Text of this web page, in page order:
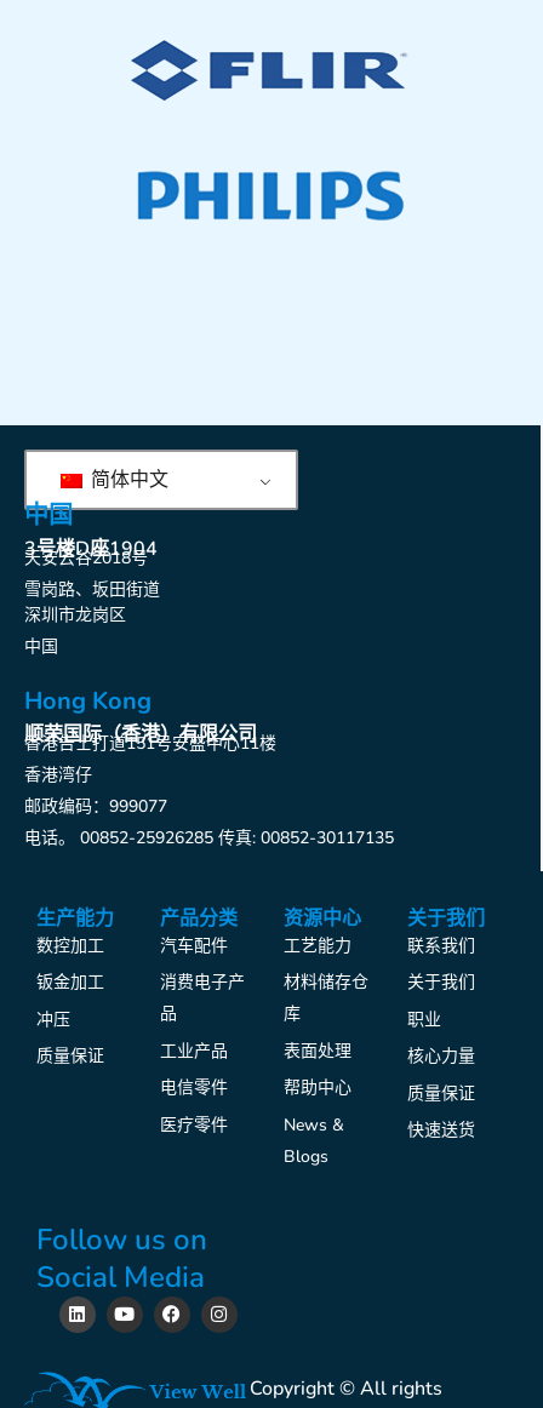
简体中文
中国
3号楼D座1904
天安云谷2018号
雪岗路、坂田街道
深圳市龙岗区
中国
Hong Kong
顺荣国际（香港）有限公司
香港告士打道151号安盛中心11楼
香港湾仔
邮政编码：999077
电话。 00852-25926285 传真: 00852-30117135
生产能力
数控加工
钣金加工
冲压
质量保证
产品分类
汽车配件
消费电子产
品
工业产品
电信零件
医疗零件
资源中心
工艺能力
材料储存仓
库
表面处理
帮助中心
News &
Blogs
关于我们
联系我们
关于我们
职业
核心力量
质量保证
快速送货
Follow us on
Social Media
L
i
n
e
d
Y
o
u
b
F
a
c
o
I
n
s
g
Copyright © All rights